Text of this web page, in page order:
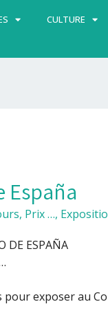
CULTURE
España
Prix …,
DE ESPAÑA
exposer au